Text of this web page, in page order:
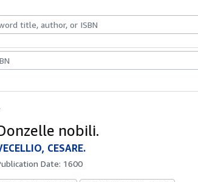
& Collectibles
nobili.
CESARE.
Date: 1600